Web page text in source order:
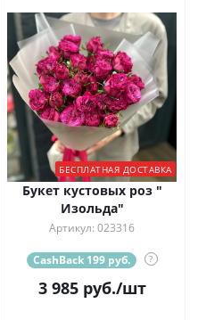
БЕСПЛАТНАЯ ДОСТАВКА
Букет кустовых роз "
Изольда"
Артикул: 023316
CashBack 199 руб. ?
3 985руб./шт